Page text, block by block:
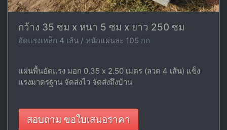
กว้าง 35 ซม x หนา 5 ซม x ยาว 250 ซม
อัดแรงเหล็ก 4 เส้น / หนักแผ่นละ 105 กก
แผ่นพื้นอัดแรง มอก 0.35 x 2.50 เมตร (ลวด 4 เส้น) แข็ง
แรงมาตรฐาน จัดส่งไว จัดส่งถึงบ้าน
สอบถาม ขอใบเสนอราคา